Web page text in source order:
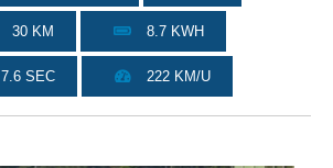
30 KM 8.7 KWH
7.6 SEC 222 KM/U